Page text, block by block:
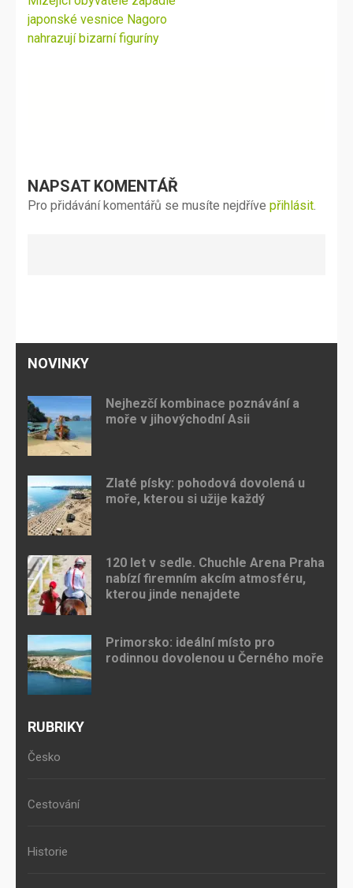
pro
příspěvek
japonské vesnice Nagoro
nahrazují bizarní figuríny
NAPSAT KOMENTÁŘ
Pro přidávání komentářů se musíte nejdříve přihlásit
NOVINKY
Nejhezčí kombinace poznávání a
moře v jihovýchodní Asii
Zlaté písky: pohodová dovolená u
moře, kterou si užije každý
120 let v sedle. Chuchle Arena Praha
nabízí firemním akcím atmosféru,
kterou jinde nenajdete
Primorsko: ideální místo pro
rodinnou dovolenou u Černého moře
RUBRIKY
Česko
Cestování
Historie